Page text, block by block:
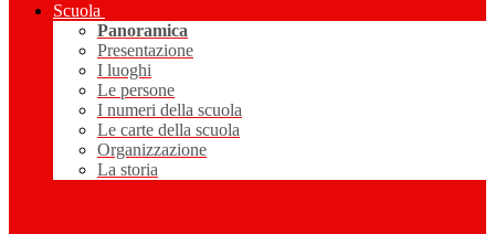
Scuola
Panoramica
Presentazione
I luoghi
Le persone
I numeri della scuola
Le carte della scuola
Organizzazione
La storia